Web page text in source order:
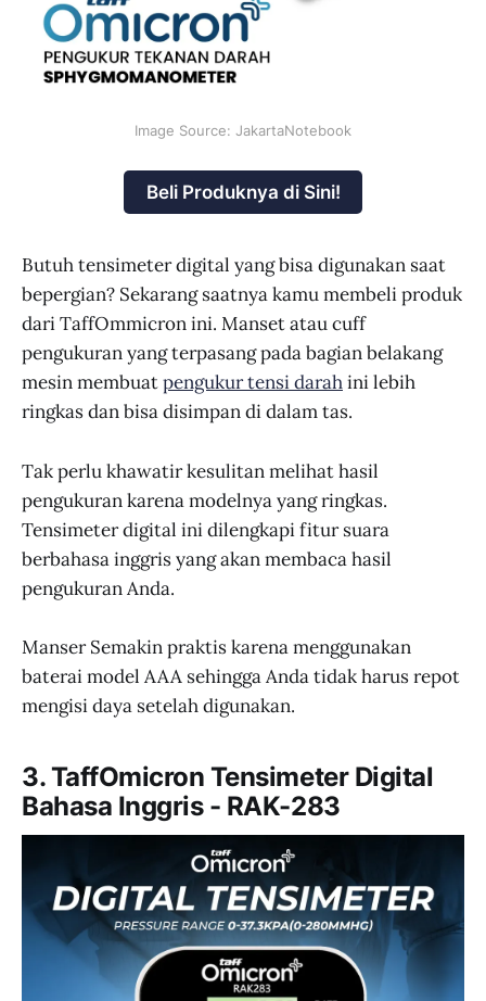
Image Source: JakartaNotebook
Beli Produknya di Sini!
Butuh tensimeter digital yang bisa digunakan saat
bepergian? Sekarang saatnya kamu membeli produk
dari TaffOmmicron ini. Manset atau cuff
pengukuran yang terpasang pada bagian belakang
mesin membuatpengukur tensi darahini lebih
ringkas dan bisa disimpan di dalam tas.
Tak perlu khawatir kesulitan melihat hasil
pengukuran karena modelnya yang ringkas.
Tensimeter digital ini dilengkapi fitur suara
berbahasa inggris yang akan membaca hasil
pengukuran Anda.
Manser Semakin praktis karena menggunakan
baterai model AAA sehingga Anda tidak harus repot
mengisi daya setelah digunakan.
3. TaffOmicron Tensimeter Digital
Bahasa Inggris - RAK-283